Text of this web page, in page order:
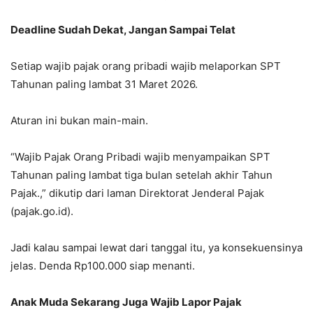
Deadline Sudah Dekat, Jangan Sampai Telat
Setiap wajib pajak orang pribadi wajib melaporkan SPT
Tahunan paling lambat 31 Maret 2026.
Aturan ini bukan main-main.
“Wajib Pajak Orang Pribadi wajib menyampaikan SPT
Tahunan paling lambat tiga bulan setelah akhir Tahun
Pajak.,” dikutip dari laman Direktorat Jenderal Pajak
(pajak.go.id).
Jadi kalau sampai lewat dari tanggal itu, ya konsekuensinya
jelas. Denda Rp100.000 siap menanti.
Anak Muda Sekarang Juga Wajib Lapor Pajak